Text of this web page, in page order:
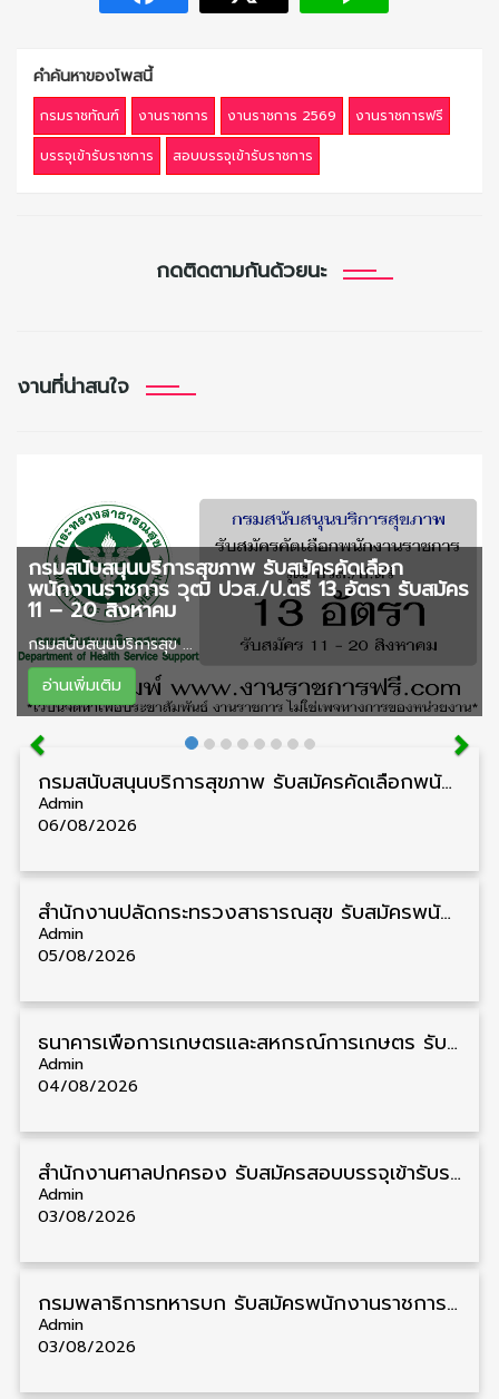
คำค้นหาของโพสนี้
กรมราชทัณฑ์ งานราชการ งานราชการ 2569
งานราชการฟรี
บรรจุเข้ารับราชการ
สอบบรรจุเข้ารับราชการ
กดติดตามกันด้วยนะ
งานที่น่าสนใจ
กรมสนับสนุนบริการสุขภาพ รับสมัครคัดเลือก
พนักงานราชการ วุฒิ ปวส./ป.ตรี 13 อัตรา รับสมัคร
11 – 20 สิงหาคม
กรมสนับสนุนบริการสุข ...
อ่านเพิ่มเติม
กรมสนับสนุนบริการสุขภาพ รับสมัครคัดเลือกพนักงานราชการ วุฒิ ปวส./ป.ตรี 13 อัตรา รับสมัคร 11 – 20 สิงหาคม
Admin
06/08/2026
สำนักงานปลัดกระทรวงสาธารณสุข รับสมัครพนักงานราชการรูปแบบพิเศษ วุฒิ ปวส./ป.ตรี 102 อัตรา รับสมัคร 17 – 28 สิงหาคม
Admin
05/08/2026
ธนาคารเพื่อการเกษตรและสหกรณ์การเกษตร รับสมัครบุคคลเพื่อเป็นผู้ช่วยพนักงาน วุฒิ ป.ตรี 5 อัตรา รับสมัคร 4 – 14 สิงหาคม
Admin
04/08/2026
สํานักงานศาลปกครอง รับสมัครสอบบรรจุเข้ารับราชการ วุฒิ ป.ตรี 72 อัตรา รับสมัคร 31 สิงหาคม – 18 กันยายน
Admin
03/08/2026
กรมพลาธิการทหารบก รับสมัครพนักงานราชการ วุฒิ ม.3/ม.6/ปวช. 66 อัตรา รับสมัคร 10 – 17 สิงหาคม
Admin
03/08/2026